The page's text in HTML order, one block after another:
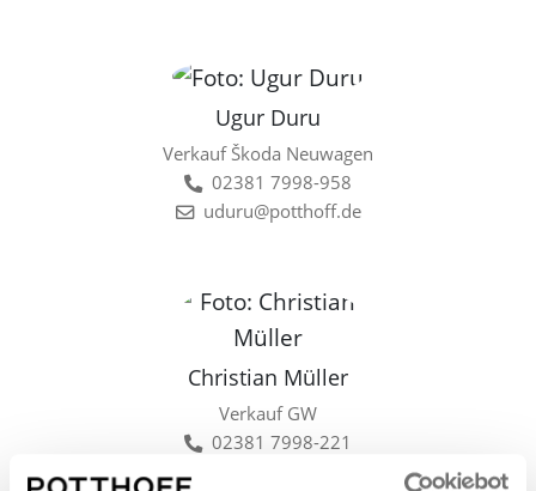
Ugur Duru
Verkauf Škoda Neuwagen
02381 7998-958
uduru@potthoff.de
Christian Müller
Verkauf GW
02381 7998-221